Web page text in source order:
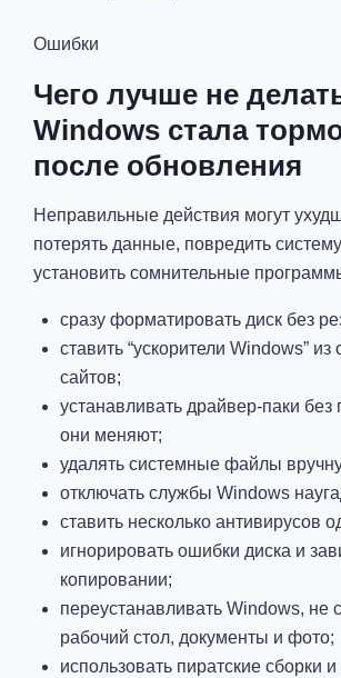
Ошибки
Чего лучше не
Windows стала
после обновления
Неправильные действия могут
потерять данные, повредить
установить сомнительные
сразу форматировать диск без
ставить “ускорители Windows”
сайтов;
устанавливать драйвер-паки без
они меняют;
удалять системные файлы
отключать службы Windows
ставить несколько антивирусов
игнорировать ошибки диска и
копировании;
переустанавливать Windows, не
рабочий стол, документы и фото;
использовать пиратские сборки